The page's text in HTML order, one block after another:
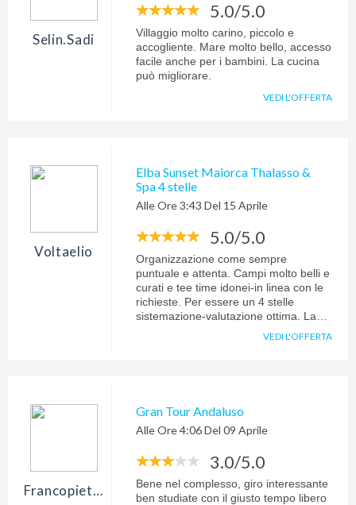
che il medico presente L isola è bella
anche se presenta alcuni punti meno
affascinanti... Compresa l assenza dei
tanto amati squaletti. Ad ogni modo
siamo stati divinamente e lo
consigliamo soprattutto ripeto in
rapporto alla vicinanza con l aeroporto.
Selin.sadi
5.0/5.0
Villaggio molto carino, piccolo e
accogliente. Mare molto bello, accesso
facile anche per i bambini. La cucina
può migliorare.
VEDI L'OFFERTA
Voltaelio
Elba Sunset Maiorca Thalasso &
Spa 4 stelle
Alle Ore 3:43 Del 15 Aprile
5.0/5.0
Organizzazione come sempre
puntuale e attenta. Campi molto belli e
curati e tee time idonei-in linea con le
richieste. Per essere un 4 stelle
sistemazione-valutazione ottima. La
organizzazione più che ottimale.
VEDI L'OFFERTA
Francopietrella
Gran Tour Andaluso
Alle Ore 4:06 Del 09 Aprile
3.0/5.0
Bene nel complesso, giro interessante
ben studiate con il giusto tempo libero